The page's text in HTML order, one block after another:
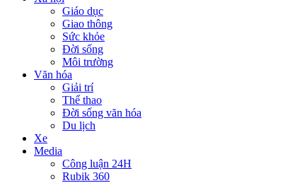
Giáo dục
Giao thông
Sức khỏe
Đời sống
Môi trường
Văn hóa
Giải trí
Thể thao
Đời sống văn hóa
Du lịch
Xe
Media
Công luận 24H
Rubik 360